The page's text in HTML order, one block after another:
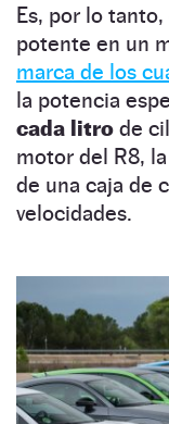
Es, por lo
potente en un
marca de los
la potencia
cada litro de
motor del R8,
de una caja de
velocidades.